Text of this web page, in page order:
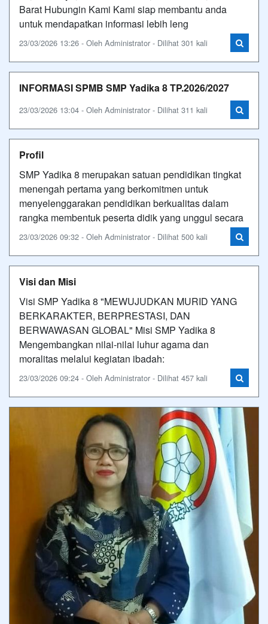
Barat Hubungin Kami Kami siap membantu anda
untuk mendapatkan informasi lebih leng
23/03/2026 13:26 - Oleh Administrator - Dilihat 301 kali
INFORMASI SPMB SMP Yadika 8 TP.2026/2027
23/03/2026 13:04 - Oleh Administrator - Dilihat 311 kali
Profil
SMP Yadika 8 merupakan satuan pendidikan tingkat
menengah pertama yang berkomitmen untuk
menyelenggarakan pendidikan berkualitas dalam
rangka membentuk peserta didik yang unggul secara
23/03/2026 09:32 - Oleh Administrator - Dilihat 500 kali
Visi dan Misi
Visi SMP Yadika 8 "MEWUJUDKAN MURID YANG
BERKARAKTER, BERPRESTASI, DAN
BERWAWASAN GLOBAL" Misi SMP Yadika 8
Mengembangkan nilai-nilai luhur agama dan
moralitas melalui kegiatan ibadah:
23/03/2026 09:24 - Oleh Administrator - Dilihat 457 kali